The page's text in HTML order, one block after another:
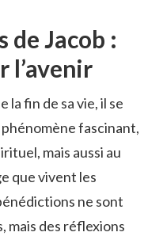
de Jacob :
l’avenir
la fin de sa vie, il se
fascinant,
mais aussi au
que vivent les
ne sont
mais des réflexions